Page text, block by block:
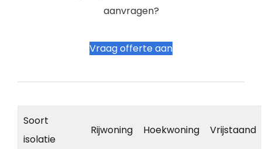
aanvragen?
Vraag offerte aan
Soort
isolatie
Rijwoning Hoekwoning Vrijstaand